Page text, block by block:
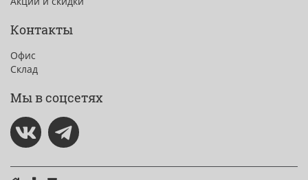
Контакты
Офис
Склад
Мы в соцсетях